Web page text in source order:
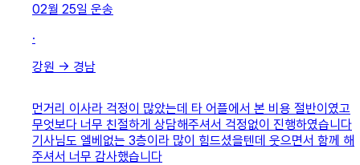
02월 25일 운송
·
강원 → 경남
먼거리 이사라 걱정이 많았는데 타 어플에서 본 비용 절반이였고
무엇보다 너무 친절하게 상담해주셔서 걱정없이 진행하였습니다
기사님도 엘베없는 3층이라 많이 힘드셨을텐데 웃으면서 함께 해
주셔서 너무 감사했습니다